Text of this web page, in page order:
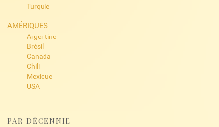
Turquie
AMÉRIQUES
Argentine
Brésil
Canada
Chili
Mexique
USA
PAR DÉCENNIE